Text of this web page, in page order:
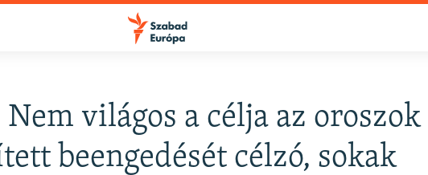
Nem világos a célja az oroszok
beengedését célzó, sokak